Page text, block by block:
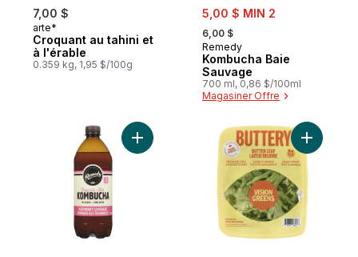
7,00 $
arte*
Croquant au tahini et
à l'érable
0.359 kg, 1,95 $/100g
sale:
5,00 $ MIN 2
, formerly:
6,00 $
Remedy
Kombucha Baie
Sauvage
700 ml, 0,86 $/100ml
Magasiner Offre
Ajouter Remedy Komb Bio Fram CitAjouter